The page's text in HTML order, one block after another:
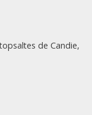
de Candie,